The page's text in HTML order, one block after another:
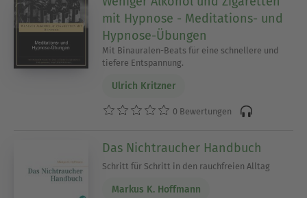
mit Hypnose - Meditations- und
Hypnose-Übungen
Mit Binauralen-Beats für eine schnellere und
tiefere Entspannung.
Ulrich Kritzner
0 Bewertungen
Das Nichtraucher Handbuch
Schritt für Schritt in den rauchfreien Alltag
Markus K. Hoffmann